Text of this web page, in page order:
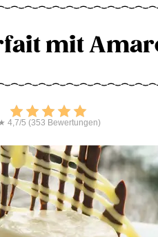
mit
Bewerten
4,7/5 (353 Bewertungen)